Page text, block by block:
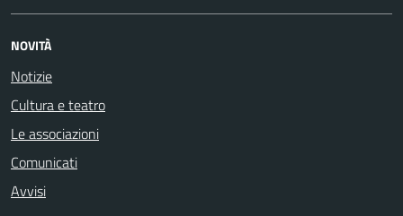
NOVITÀ
Notizie
Cultura e teatro
Le associazioni
Comunicati
Avvisi